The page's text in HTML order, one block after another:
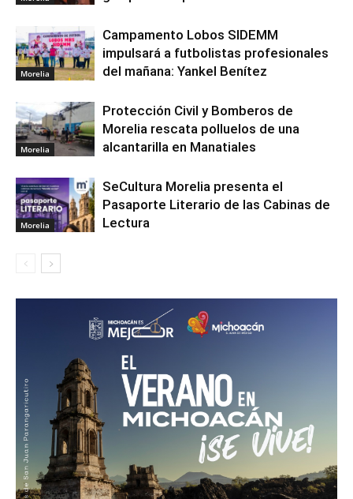
Morelia
Campamento Lobos SIDEMM
impulsará a futbolistas profesionales
del mañana: Yankel Benítez
Morelia
Protección Civil y Bomberos de
Morelia rescata polluelos de una
alcantarilla en Manatiales
Morelia
SeCultura Morelia presenta el
Pasaporte Literario de las Cabinas de
Lectura